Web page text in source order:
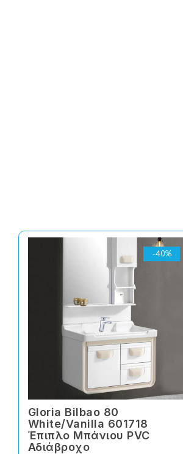
-40%
Gloria Bilbao 80
White/Vanilla 601718
Έπιπλο Μπάνιου PVC
Αδιάβροχο